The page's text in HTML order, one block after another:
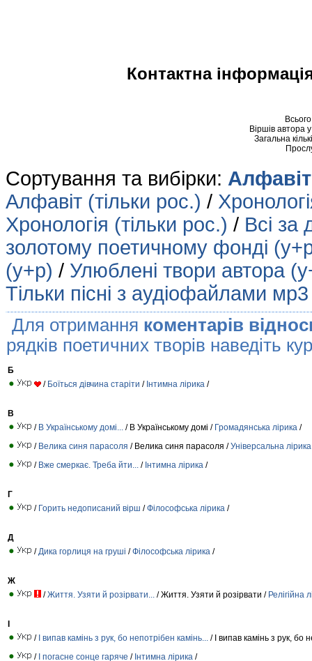
Контактна
Віршів автора
Загальна
Сортування та вибірки:
Алфавіт (тільки рос.) /
Хронологія (тільки рос.) / Всі за
золотому поетичному фонді
(у+р) / Улюблені твори автора
Тільки пісні з аудіофайлами
Для отримання коментарів
рядків поетичних творів наведіть
Б
/ Боїться дівчина старіти / Інтимна лірика /
В
/ В Українському домі... / В Українському домі / Громадянська лірика /
/ Велика синя парасоля / Велика синя парасоля /Універсальна лірика
/ Вже смеркає. Треба йти... / Інтимна лірика /
Г
/ Горить недописаний вірш /Філософська лірика /
Д
/ Дика горлиця на груші /Філософська лірика /
Ж
/Життя. Узяти й розірвати... / Життя. Узяти й розірвати / Релігійна
І
/ І випав камінь з рук, бо непотрібен камінь...
/ І випав камінь з рук, бо
/ І погасне сонце гаряче / Інтимна лірика /